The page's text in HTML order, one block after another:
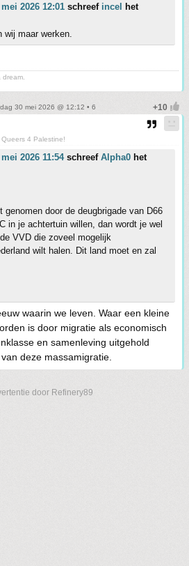
2026 12:01 schreef incel
het
wij maar werken.
30 mei 2026 @ 12:12 • 6
Queers 4 Palestine!
2026 11:54schreef Alpha0 het
door de deugbrigade van D66
in je achtertuin willen, dan wordt je wel
VVD die zoveel mogelijk
wilt halen. Dit land moet en zal
waarin we leven. Waar een kleine
is door migratie als economisch
en samenleving uitgehold
deze massamigratie.
door Refinery89